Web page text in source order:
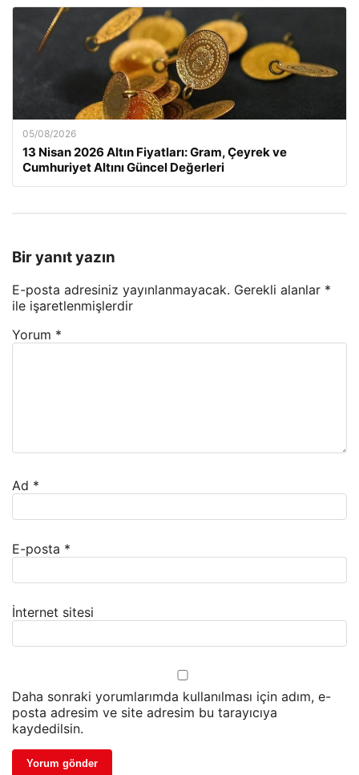
05/08/2026
13 Nisan 2026 Altın Fiyatları: Gram, Çeyrek ve
Cumhuriyet Altını Güncel Değerleri
Bir yanıt yazın
E-posta adresiniz yayınlanmayacak. Gerekli alanlar *
ile işaretlenmişlerdir
Yorum *
Ad *
E-posta *
İnternet sitesi
Daha sonraki yorumlarımda kullanılması için adım, e-
posta adresim ve site adresim bu tarayıcıya
kaydedilsin.